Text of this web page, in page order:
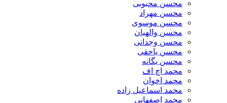
محسن محبوبی
محسن مهراد
محسن موسوی
محسن والهیان
محسن وجدانی
محسن یاحقی
محسن یگانه
محمد اچ اف
محمد اخوان
محمد اسماعیل زاده
محمد اصفهانی